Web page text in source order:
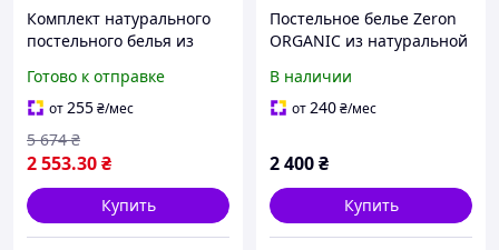
Комплект натурального
постельного белья из
Хлопковое постельное
белье высокого качества
Готово к отправке
от255₴/мес
2 553.30₴
5 674 ₴
Купить
Постельное белье Zeron
ORGANIC из натуральной
Евро 200х220 Cappuccino
V1
В наличии
от240₴/мес
2 400₴
Купить